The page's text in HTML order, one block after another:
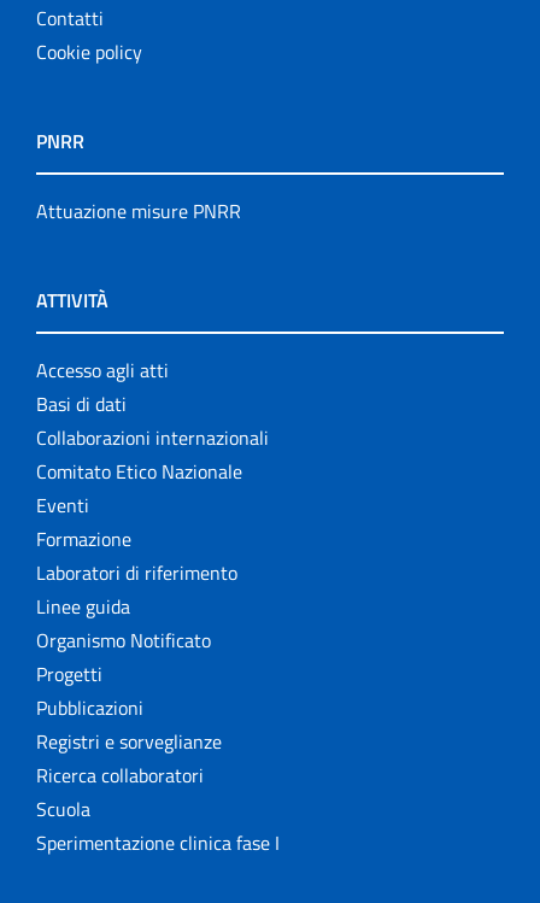
Contatti
Cookie policy
PNRR
Attuazione misure PNRR
ATTIVITÀ
Accesso agli atti
Basi di dati
Collaborazioni internazionali
Comitato Etico Nazionale
Eventi
Formazione
Laboratori di riferimento
Linee guida
Organismo Notificato
Progetti
Pubblicazioni
Registri e sorveglianze
Ricerca collaboratori
Scuola
Sperimentazione clinica fase I